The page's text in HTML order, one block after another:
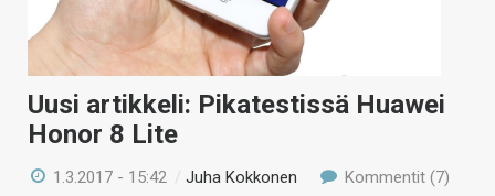
Uusi artikkeli: Pikatestissä Huawei
Honor 8 Lite
1.3.2017 - 15:42 /Juha Kokkonen Kommentit (7)